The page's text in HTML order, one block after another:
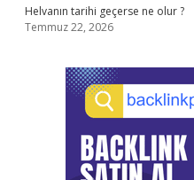
Helvanın tarihi geçerse ne olur ?
Temmuz 22, 2026